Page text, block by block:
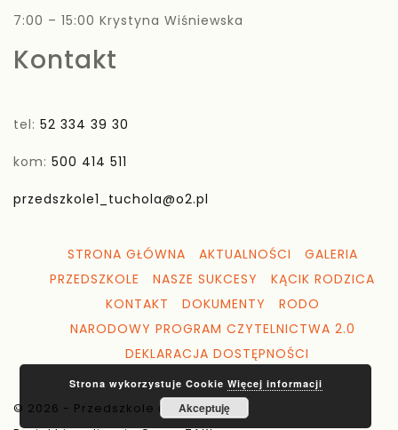
7:00 – 15:00 Krystyna Wiśniewska
Kontakt
tel: 52 334 39 30
kom: 500 414 511
przedszkole1_tuchola@o2.pl
STRONA GŁÓWNA AKTUALNOŚCI
GALERIA
PRZEDSZKOLE
NASZE SUKCESY
KĄCIK RODZICA
KONTAKT
DOKUMENTY
RODO
NARODOWY PROGRAM CZYTELNICTWA 2.0
DEKLARACJA DOSTĘPNOŚCI
© 2026 - Przedszkole nr 1 Tuchola
Strona wykorzystuje Cookie Więcej informacji
Akceptuję